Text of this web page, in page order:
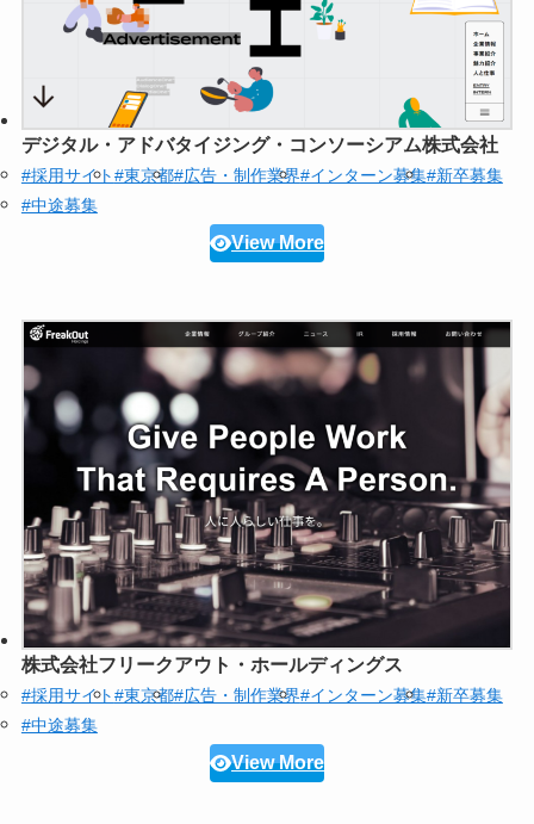
デジタル・アドバタイジング・コンソーシアム株式会社
#採用サイト#東京都#広告・制作業界#インターン募集#新卒募集
#中途募集
View More
株式会社フリークアウト・ホールディングス
#採用サイト#東京都#広告・制作業界#インターン募集#新卒募集
#中途募集
View More